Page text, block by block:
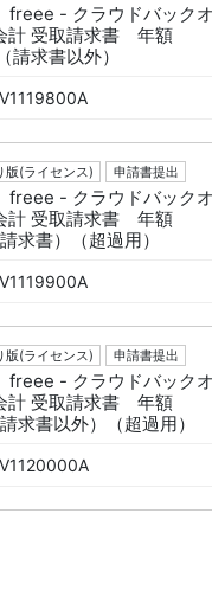
freee - クラウドバック
計 受取請求書 年額
請求書以外）
版(ライセンス) 申請書提出
freee - クラウドバック
計 受取請求書 年額
求書）（超過用）
版(ライセンス) 申請書提出
freee - クラウドバック
計 受取請求書 年額
求書以外）（超過用）